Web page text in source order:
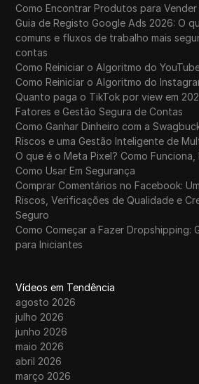
Como Encontrar Produtos para
Guia de Registo Google Ads 2026: O
comuns e fluxos de trabalho mais
contas
Como Reiniciar o Algoritmo do
Como Reiniciar o Algoritmo do
Quanto paga o TikTok por view em
Fatores e Gestão Segura de Contas
Como Ganhar Dinheiro com a
Riscos e uma Gestão Inteligente de
O que é o Meta Pixel? Como
Como Usar Em Segurança
Comprar Comentários no Facebook:
Riscos, Verificações de Qualidade e
Seguro
Como Começar a Fazer Dropshipping:
para Iniciantes
Vídeos em Tendência
agosto 2026
julho 2026
junho 2026
maio 2026
abril 2026
março 2026